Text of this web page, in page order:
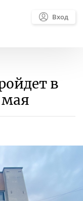
Вход
в
мая